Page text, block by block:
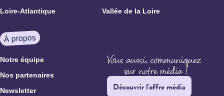
Loire-Atlantique
Vallée de la Loire
À propos
Notre équipe
Nos partenaires
Newsletter
Découvrir l'offre média